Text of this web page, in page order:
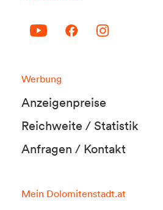
Werbung
Anzeigenpreise
Reichweite / Statistik
Anfragen / Kontakt
Mein Dolomitenstadt.at